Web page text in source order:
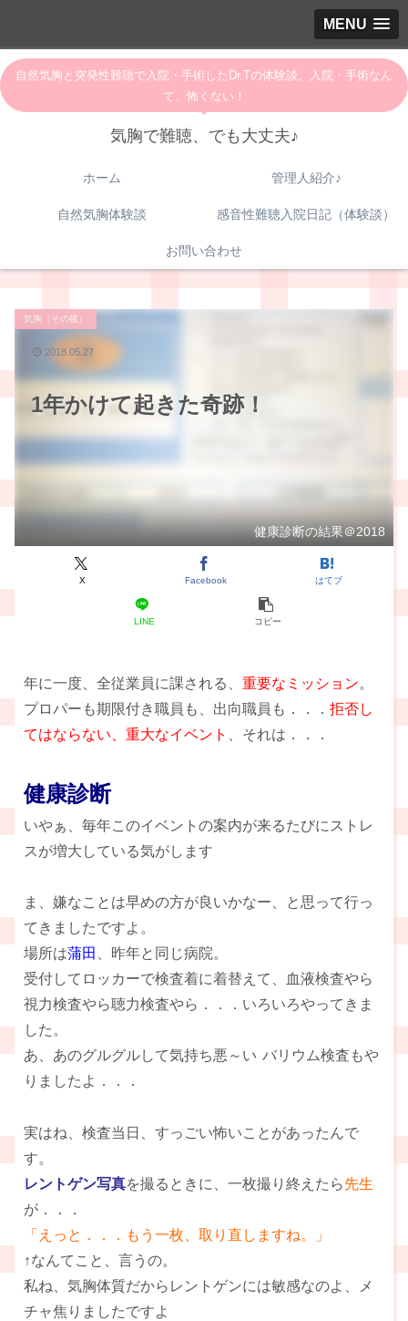
MENU
自然気胸と突発性難聴で入院・手術したDr.Tの体験談。入院・手術なん
て、怖くない！
気胸で難聴、でも大丈夫♪
ホーム 管理人紹介♪
自然気胸体験談 感音性難聴入院日記（体験談）
お問い合わせ
1年かけて起きた奇跡！
気胸（その後）
健康診断の結果＠2018
X Facebook はてブ
LINE コピー
2018.05.27
年に一度、全従業員に課される、 重要なミッション。
プロパーも期限付き職員も、出向職員も．．． 拒否し
てはならない、重大なイベント
、それは．．．
健康診断
いやぁ、毎年このイベントの案内が来るたびにストレ
スが増大している気がします
ま、嫌なことは早めの方が良いかなー、と思って行っ
てきましたですよ。
場所は蒲田
、昨年と同じ病院。
受付してロッカーで検査着に着替えて、血液検査やら
視力検査やら聴力検査やら．．．いろいろやってきま
した。
あ、あのグルグルして気持ち悪～い バリウム検査もや
りましたよ．．．
実はね、検査当日、すっごい怖いことがあったんで
す。
レントゲン写真を撮るときに、一枚撮り終えたら先生
が．．．
「えっと．．．もう一枚、取り直しますね。」
↑なんてこと、言うの。
私ね、気胸体質だからレントゲンには敏感なのよ、メ
チャ焦りましたですよ